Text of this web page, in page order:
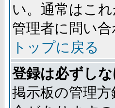
い。通常はこ
管理者に問い
トップに戻る
登録は必ずし
掲示板の管理